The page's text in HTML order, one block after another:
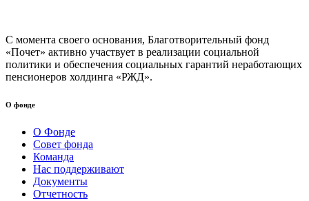
С момента своего основания, Благотворительный фонд
«Почет» активно участвует в реализации социальной
политики и обеспечения социальных гарантий неработающих
пенсионеров холдинга «РЖД».
О фонде
О Фонде
Совет фонда
Команда
Нас поддерживают
Документы
Отчетность